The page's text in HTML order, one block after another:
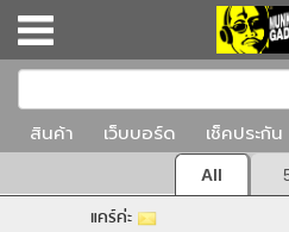
สินค้า เว็บบอร์ด เช็คประกัน
All
แคร์ค่ะ